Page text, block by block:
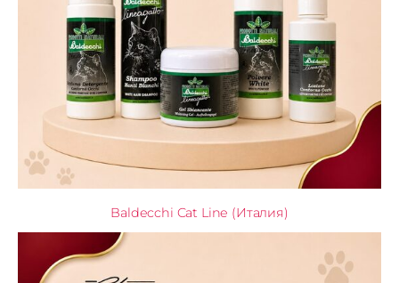
Baldecchi Cat Line (Италия)